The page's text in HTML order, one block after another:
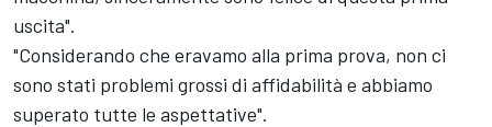
uscita".
"Considerando che eravamo alla prima prova, non ci
sono stati problemi grossi di affidabilità e abbiamo
superato tutte le aspettative".